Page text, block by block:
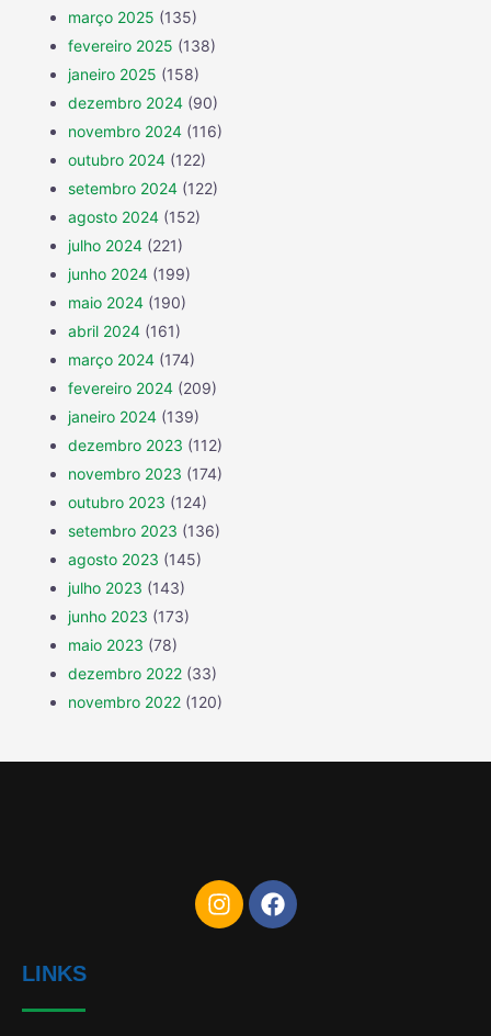
março 2025 (135)
fevereiro 2025 (138)
janeiro 2025 (158)
dezembro 2024 (90)
novembro 2024 (116)
outubro 2024 (122)
setembro 2024 (122)
agosto 2024 (152)
julho 2024 (221)
junho 2024 (199)
maio 2024 (190)
abril 2024 (161)
março 2024 (174)
fevereiro 2024 (209)
janeiro 2024 (139)
dezembro 2023 (112)
novembro 2023 (174)
outubro 2023 (124)
setembro 2023 (136)
agosto 2023 (145)
julho 2023 (143)
junho 2023 (173)
maio 2023 (78)
dezembro 2022 (33)
novembro 2022 (120)
LINKS